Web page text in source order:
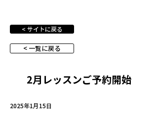
< サイトに戻る
< 一覧に戻る
2月レッスンご予約開始
2025年1月15日